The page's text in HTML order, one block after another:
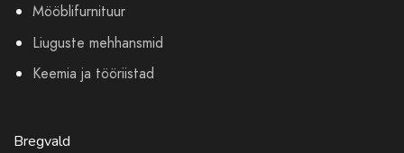
Mööblifurnituur
Liuguste mehhansmid
Keemia ja tööriistad
Bregvald